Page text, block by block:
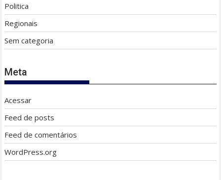
Politica
Regionais
Sem categoria
Meta
Acessar
Feed de posts
Feed de comentários
WordPress.org